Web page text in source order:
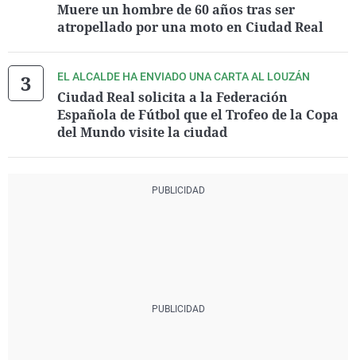
Muere un hombre de 60 años tras ser
atropellado por una moto en Ciudad Real
EL ALCALDE HA ENVIADO UNA CARTA AL LOUZÁN
Ciudad Real solicita a la Federación
Española de Fútbol que el Trofeo de la Copa
del Mundo visite la ciudad